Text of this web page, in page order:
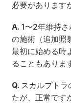
必要があります
A. 1〜2年維持
の施術（追加照
最初に始める時
ることもありま
Q. スカルプトラ
たが、正常です